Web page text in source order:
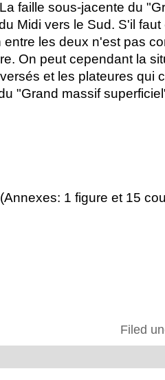
faille sous-jacente du
Midi vers le Sud. S'il
entre les deux n'est pas
On peut cependant la
et les plateures qui
"Grand massif
1 figure et 15
Filed